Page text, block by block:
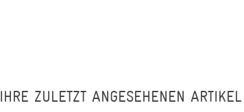
IHRE ZULETZT ANGESEHENEN ARTIKEL